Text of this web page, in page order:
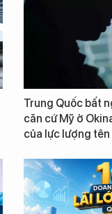
Trung Quốc bất
căn cứ Mỹ ở
của lực lượng tên